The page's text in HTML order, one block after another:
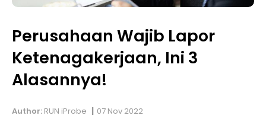
Perusahaan Wajib Lapor
Ketenagakerjaan, Ini 3
Alasannya!
Author: RUN iProbe | 07 Nov 2022